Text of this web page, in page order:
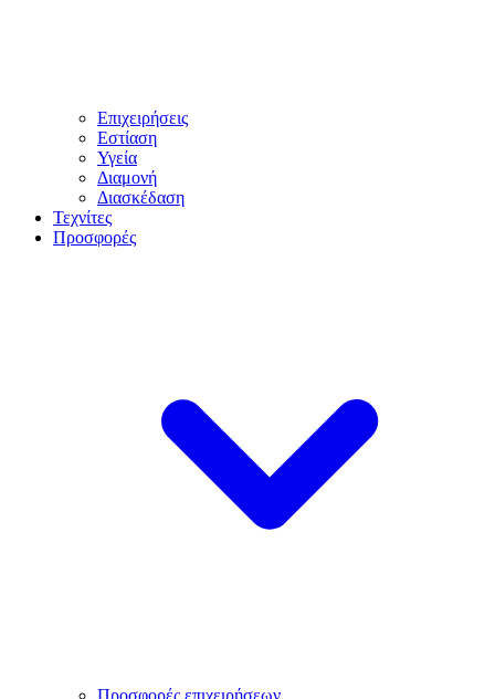
Επιχειρήσεις
Εστίαση
Υγεία
Διαμονή
Διασκέδαση
Τεχνίτες
Προσφορές
Προσφορές επιχειρήσεων